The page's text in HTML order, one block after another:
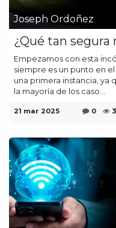
Joseph Ordoñez
¿Qué tan segura
Empezamos con esta
siempre es un punto en
una primera instancia, ya
la mayoría de los caso...
21 mar 2025 0